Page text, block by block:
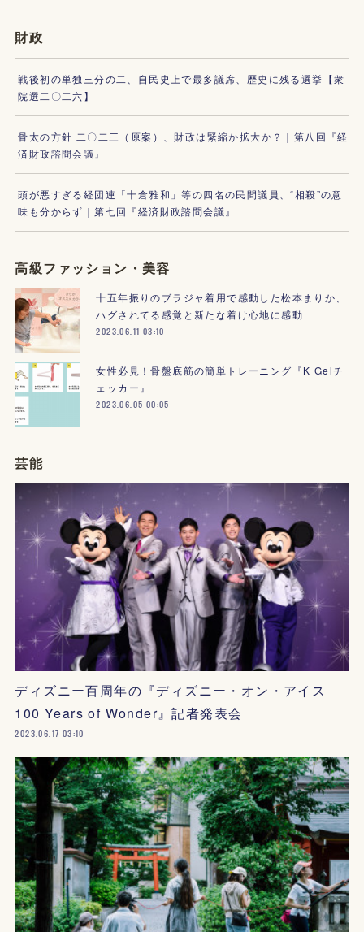
財政
戦後初の単独三分の二、自民史上で最多議席、歴史に残る選挙【衆
院選二〇二六】
骨太の方針 二〇二三（原案）、財政は緊縮か拡大か？｜第八回『経
済財政諮問会議』
頭が悪すぎる経団連「十倉雅和」等の四名の民間議員、“相殺”の意
味も分からず｜第七回『経済財政諮問会議』
高級ファッション・美容
十五年振りのブラジャ着用で感動した松本まりか、
ハグされてる感覚と新たな着け心地に感動
2023.06.11 03:10
女性必見！骨盤底筋の簡単トレーニング『K Gelチ
ェッカー』
2023.06.05 00:05
芸能
ディズニー百周年の『ディズニー・オン・アイス
100 Years of Wonder』記者発表会
2023.06.17 03:10